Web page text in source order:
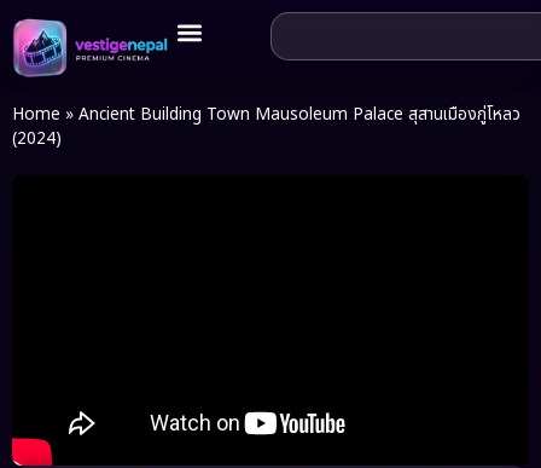
Home » Ancient Building Town Mausoleum Palace สุสานเมืองกู่โหลว
(2024)